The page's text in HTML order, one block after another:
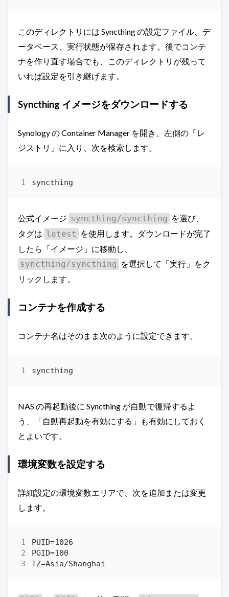
このディレクトリには Syncthing の設定ファイル、デ
ータベース、実行状態が保存されます。後でコンテ
ナを作り直す場合でも、このディレクトリが残って
いれば設定を引き継げます。
Syncthing イメージをダウンロードする
Synology の Container Manager を開き、左側の「レ
ジストリ」に入り、次を検索します。
公式イメージ syncthing/syncthing を選び、
タグは latest を使用します。ダウンロードが完了
したら「イメージ」に移動し、
syncthing/syncthing を選択して「実行」をク
リックします。
コンテナを作成する
コンテナ名はそのまま次のように設定できます。
NAS の再起動後に Syncthing が自動で復帰するよ
う、「自動再起動を有効にする」も有効にしておく
とよいです。
環境変数を設定する
詳細設定の環境変数エリアで、次を追加または変更
します。